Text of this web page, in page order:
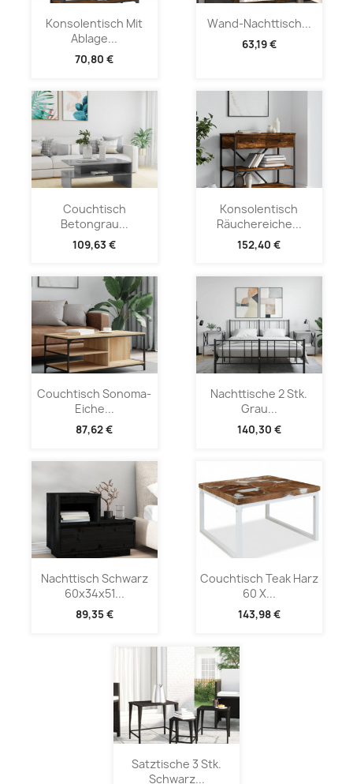
Konsolentisch Mit
Ablage...
70,80 €
Wand-Nachttisch...
63,19 €
Couchtisch
Betongrau...
109,63 €
Konsolentisch
Räuchereiche...
152,40 €
Couchtisch Sonoma-
Eiche...
87,62 €
Nachttische 2 Stk.
Grau...
140,30 €
Nachttisch Schwarz
60x34x51...
89,35 €
Couchtisch Teak Harz
60 X...
143,98 €
Satztische 3 Stk.
Schwarz...